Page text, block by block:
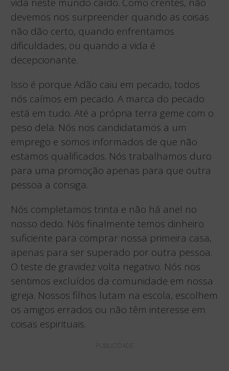
devemos nos surpreender quando as coisas
não dão certo, quando enfrentamos
dificuldades, ou quando a vida é
decepcionante.
Isso é porque Adão caiu em pecado, todos
nós caímos em pecado. A marca do pecado
está em tudo. Até a própria terra geme com o
peso dela. Nós nos candidatamos a um
emprego e somos informados de que não
estamos qualificados. Nós trabalhamos duro
para uma promoção apenas para que outra
pessoa a consiga.
Nós completamos trinta e não há anel no
nosso dedo. Nós finalmente temos dinheiro
suficiente para comprar nossa primeira casa,
apenas para ser superado por outra pessoa.
O teste de gravidez volta negativo. Nós nos
sentimos excluídos da comunidade em nossa
igreja. Nossos filhos lutam na escola, escolhem
os amigos errados ou não têm interesse em
coisas espirituais.
PUBLICIDADE